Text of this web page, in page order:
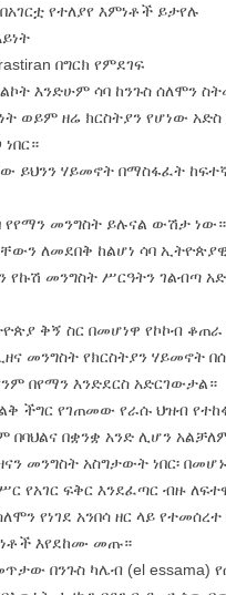
የተለያየ እምነቶች ይታየሉ
በግርክ የምደገፍ
እንድሁም ሳባ ከንጉስ ሰለሞን
ወይም ዘሬ ክርስትያን የሆነው
ይህንን ሃይመኖት በማስፋፈት
የየማን መንግስት ይሉናል ውሽታ ነው።
ለመደበቅ ከልሆነ ሳባ
መንግስት ሥርዓትን ገልብጣ
ቅኝ ስር በመሆነዋ የኮኮብ ቆጠራ
መንግስት የክርስትያን ሃይመኖት
በየማን እንድደርስ አድርገውታል።
ችግር የገጠመው የራሱ ህዝብ
በባህልና በቋንቋ አንድ ሊሆን
መንግስት አስግታውት ነበር፡
የአገር ፍቅር እንደፈጣር ብዙ
የነገደ አንበሳ ዘር ላይ የተመሰረተ
እየደከሙ መጡ።
በንጉስ ካሌብ (el essama)